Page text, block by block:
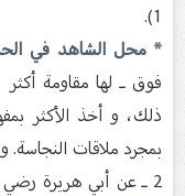
* محل الشاهد في
فوق ـ لها مقاومة
ذلك، و أخذ الأكثر
بمجرد ملاقات النجاسة. و